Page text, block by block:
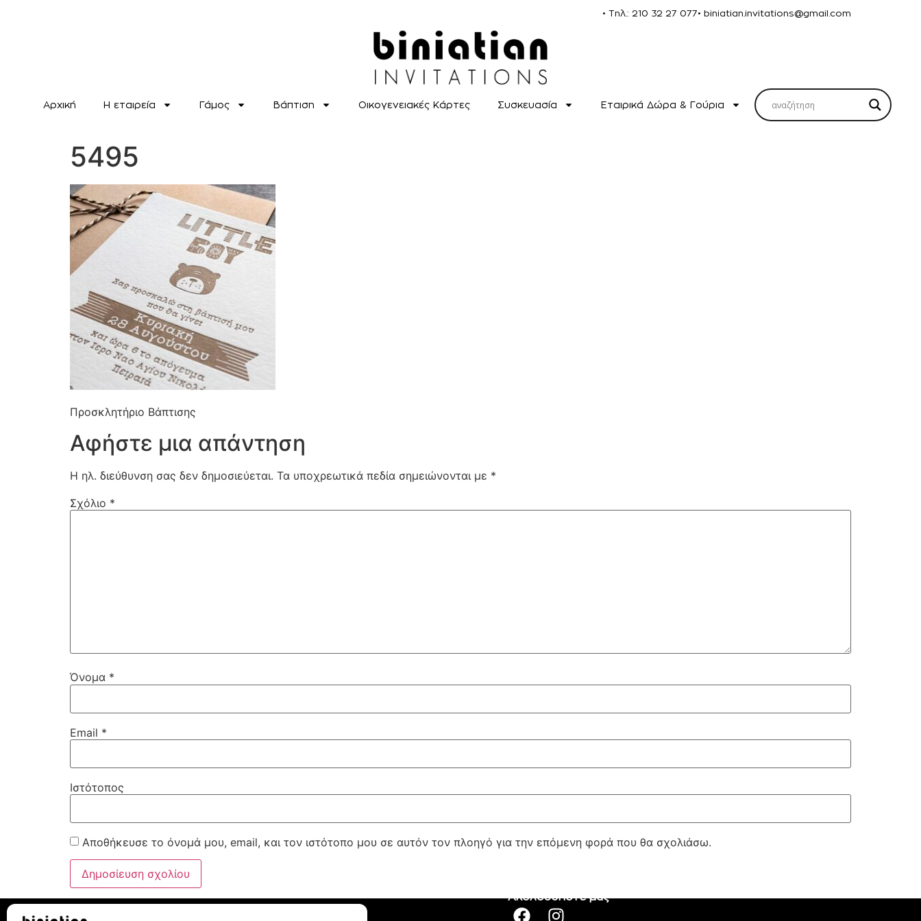
• Τηλ.: 210 32 27 077• biniatian.invitations@gmail.com
Αρχική H εταιρεία Γάμος Βάπτιση Οικογενειακές Κάρτες Συσκευασία Εταιρικά Δώρα & Γούρια
5495
Προσκλητήριο Βάπτισης
Αφήστε μια απάντηση
Η ηλ. διεύθυνση σας δεν δημοσιεύεται. Τα υποχρεωτικά πεδία σημειώνονται με *
Σχόλιο *
Όνομα *
Email *
Ιστότοπος
Αποθήκευσε το όνομά μου, email, και τον ιστότοπο μου σε αυτόν τον πλοηγό για την επόμενη φορά που θα σχολιάσω.
Ακολουθήστε μας